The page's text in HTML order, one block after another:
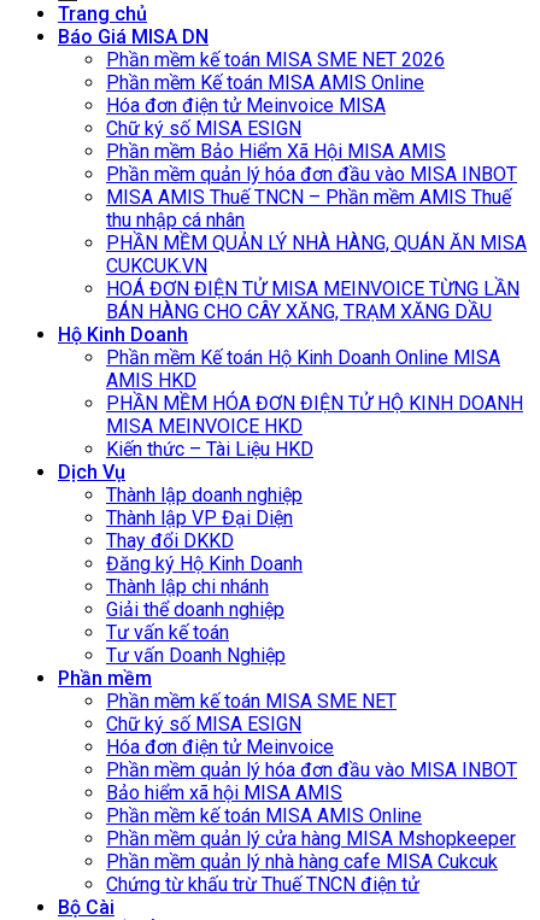
Trang chủ
Báo Giá MISA DN
Phần mềm kế toán MISA SME NET 2026
Phần mềm Kế toán MISA AMIS Online
Hóa đơn điện tử Meinvoice MISA
Chữ ký số MISA ESIGN
Phần mềm Bảo Hiểm Xã Hội MISA AMIS
Phần mềm quản lý hóa đơn đầu vào MISA INBOT
MISA AMIS Thuế TNCN – Phần mềm AMIS Thuế
thu nhập cá nhân
PHẦN MỀM QUẢN LÝ NHÀ HÀNG, QUÁN ĂN MISA
CUKCUK.VN
HOÁ ĐƠN ĐIỆN TỬ MISA MEINVOICE TỪNG LẦN
BÁN HÀNG CHO CÂY XĂNG, TRẠM XĂNG DẦU
Hộ Kinh Doanh
Phần mềm Kế toán Hộ Kinh Doanh Online MISA
AMIS HKD
PHẦN MỀM HÓA ĐƠN ĐIỆN TỬ HỘ KINH DOANH
MISA MEINVOICE HKD
Kiến thức – Tài Liệu HKD
Dịch Vụ
Thành lập doanh nghiệp
Thành lập VP Đại Diện
Thay đổi DKKD
Đăng ký Hộ Kinh Doanh
Thành lập chi nhánh
Giải thể doanh nghiệp
Tư vấn kế toán
Tư vấn Doanh Nghiệp
Phần mềm
Phần mềm kế toán MISA SME NET
Chữ ký số MISA ESIGN
Hóa đơn điện tử Meinvoice
Phần mềm quản lý hóa đơn đầu vào MISA INBOT
Bảo hiểm xã hội MISA AMIS
Phần mềm kế toán MISA AMIS Online
Phần mềm quản lý cửa hàng MISA Mshopkeeper
Phần mềm quản lý nhà hàng cafe MISA Cukcuk
Chứng từ khấu trừ Thuế TNCN điện tử
Bộ Cài